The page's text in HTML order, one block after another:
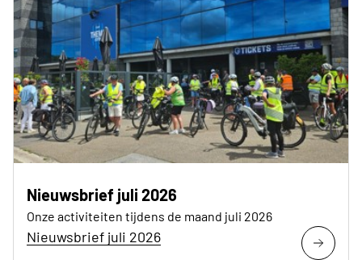
Nieuwsbrief juli 2026
Onze activiteiten tijdens de maand juli 2026
Nieuwsbrief juli 2026